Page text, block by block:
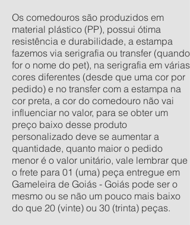
Os comedouros são produzidos em
material plástico (PP), possui ótima
resistência e durabilidade, a estampa
fazemos via serigrafia ou transfer (quando
for o nome do pet), na serigrafia em várias
cores diferentes (desde que uma cor por
pedido) e no transfer com a estampa na
cor preta, a cor do comedouro não vai
influenciar no valor, para se obter um
preço baixo desse produto
personalizado deve se aumentar a
quantidade, quanto maior o pedido
menor é o valor unitário, vale lembrar que
o frete para 01 (uma) peça entregue em
Gameleira de Goiás - Goiás pode ser o
mesmo ou se não um pouco mais baixo
do que 20 (vinte) ou 30 (trinta) peças.